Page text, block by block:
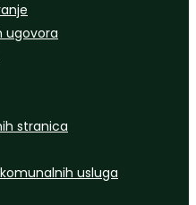
ugovora
stranica
usluga